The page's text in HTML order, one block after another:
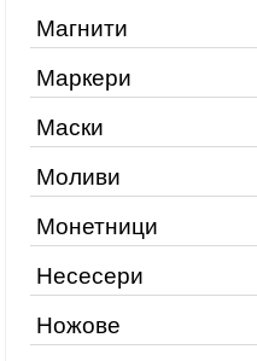
Магнити
Маркери
Маски
Моливи
Монетници
Несесери
Ножове